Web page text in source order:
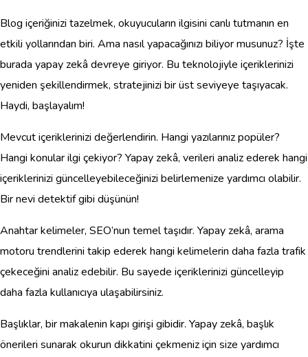
Blog içeriğinizi tazelmek, okuyucuların ilgisini canlı tutmanın en
etkili yollarından biri. Ama nasıl yapacağınızı biliyor musunuz? İşte
burada yapay zekâ devreye giriyor. Bu teknolojiyle içeriklerinizi
yeniden şekillendirmek, stratejinizi bir üst seviyeye taşıyacak.
Haydi, başlayalım!
Mevcut içeriklerinizi değerlendirin. Hangi yazılarınız popüler?
Hangi konular ilgi çekiyor? Yapay zekâ, verileri analiz ederek hangi
içeriklerinizi güncelleyebileceğinizi belirlemenize yardımcı olabilir.
Bir nevi detektif gibi düşünün!
Anahtar kelimeler, SEO’nun temel taşıdır. Yapay zekâ, arama
motoru trendlerini takip ederek hangi kelimelerin daha fazla trafik
çekeceğini analiz edebilir. Bu sayede içeriklerinizi güncelleyip
daha fazla kullanıcıya ulaşabilirsiniz.
Başlıklar, bir makalenin kapı girişi gibidir. Yapay zekâ, başlık
önerileri sunarak okurun dikkatini çekmeniz için size yardımcı